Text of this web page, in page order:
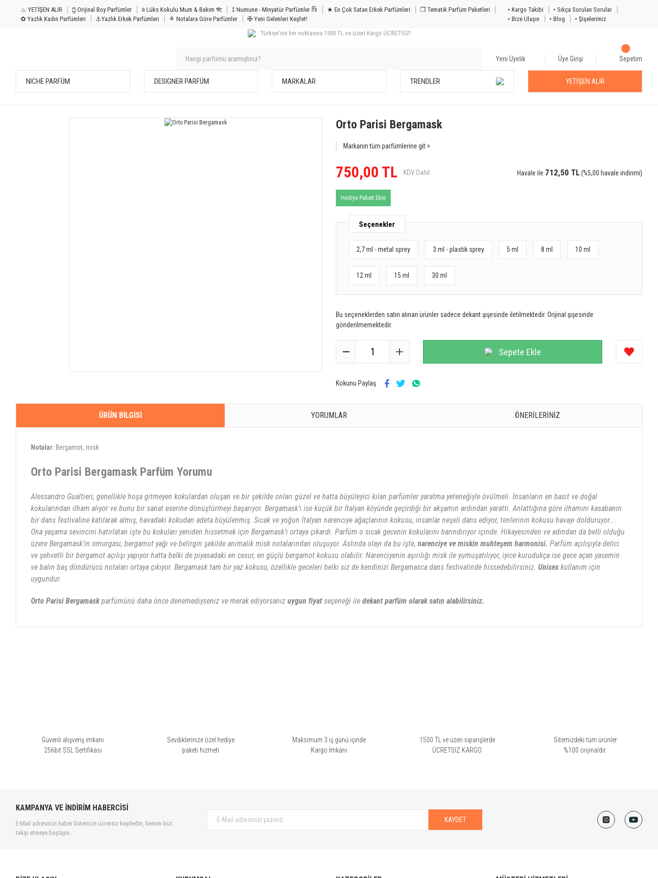
♨ YETİŞEN ALIR ⧮ Orijinal Boy Parfümler ⩭ Lüks Kokulu Mum & Bakım 𐦝 ‡ Numune - Minyatür Parfümler 𐙏 ★ En Çok Satan Erkek Parfümleri
❒ Tematik Parfüm Paketleri
✿ Yazlık Kadın Parfümleri
⚓Yazlık Erkek Parfümleri ⚘ Notalara Göre Parfümler ✠ Yeni Gelenleri Keşfet!
• Kargo Takibi
• Sıkça Sorulan Sorular
• Bize Ulaşın
• Blog
• Şişelerimiz
Türkiye'nin her noktasına 1500 TL ve üzeri Kargo ÜCRETSİZ!
Yeni Üyelik Üye Girişi Sepetim
NICHE PARFÜM DESIGNER PARFÜM MARKALAR TRENDLER YETİŞEN ALIR
Orto Parisi Bergamask
Markanın tüm parfümlerine git >
750,00 TL KDV Dahil Havale ile 712,50 TL(%5,00 havale indirimi)
Hediye Paketi Ekle
Seçenekler
2,7 ml - metal sprey 3 ml - plastik sprey 5 ml 8 ml 10 ml
12 ml 15 ml 30 ml
Bu seçeneklerden satın alınan ürünler sadece dekant şişesinde iletilmektedir. Orijinal şişesinde
gönderilmemektedir.
Sepete Ekle
Kokunu Paylaş
ÜRÜN BILGISI YORUMLAR ÖNERILERINIZ
Notalar: Bergamot, misk
Orto Parisi Bergamask Parfüm Yorumu
Alessandro Gualtieri, genellikle hoşa gitmeyen kokulardan oluşan ve bir şekilde onları güzel ve hatta büyüleyici kılan parfümler yaratma yeteneğiyle övülmeli. İnsanların en basit ve doğal
kokularından ilham alıyor ve bunu bir sanat eserine dönüştürmeyi başarıyor. Bergamask’ı ise küçük bir İtalyan köyünde geçirdiği bir akşamın ardından yarattı. Anlattığına göre ilhamını kasabanın
bir dans festivaline katılarak almış, havadaki kokudan adeta büyülenmiş. Sıcak ve yoğun İtalyan narenciye ağaçlarının kokusu, insanlar neşeli dans ediyor, tenlerinin kokusu havayı dolduruyor...
Ona yaşama sevincini hatırlatan işte bu kokuları yeniden hissetmek için Bergamask’ı ortaya çıkardı. Parfüm o sıcak gecenin kokularını barındırıyor içinde. Hikayesinden ve adından da belli olduğu
üzere Bergamask’ın omurgası, bergamot yağı ve belirgin şekilde animalik misk notalarından oluşuyor. Aslında olayı da bu işte, narenciye ve miskin muhteşem harmonisi. Parfüm açılışıyla delici
ve şehvetli bir bergamot açılışı yapıyor hatta belki de piyasadaki en cesur, en güçlü bergamot kokusu olabilir. Narenciyenin aşırılığı misk ile yumuşatılıyor, iyice kurudukça ise gece açan yasemin
ve balın baş döndürücü notaları ortaya çıkıyor. Bergamask tam bir yaz kokusu, özellikle geceleri belki siz de kendinizi Bergamasca dans festivalinde hissedebilirsiniz. Unisex kullanım için
uygundur.
Orto Parisi Bergamaskparfümünü daha önce denemediyseniz ve merak ediyorsanız uygun fiyat seçeneği ile dekant parfüm olarak satın alabilirsiniz.
Çok güçlü
Bitmek üzere olan bir yaz gibi…
Açılışı vahşi, oldukça sert. Sonra…. Isındıkça sarıyor, yumuşacık ısıtıyor. Evine gelmek gibi tanıdıklaşıyor. Kalıcılığını yaşayıp göreceğim, henüz erken ama klas koku. Sevdim mi? Evet.
Güvenli alışveriş imkanı
256bit SSL Sertifikası
Sevdiklerinize özel hediye
paketi hizmeti
Maksimum 3 iş günü içinde
Kargo İmkanı
1500 TL ve üzeri siparişlerde
ÜCRETSİZ KARGO
Sitemizdeki tüm ürünler
%100 orijinaldir.
KAMPANYA VE İNDİRİM HABERCİSİ
E-Mail adresinizi haber listemize ücretsiz kaydedin, hemen bizi
takip etmeye başlayın.
KAYDET